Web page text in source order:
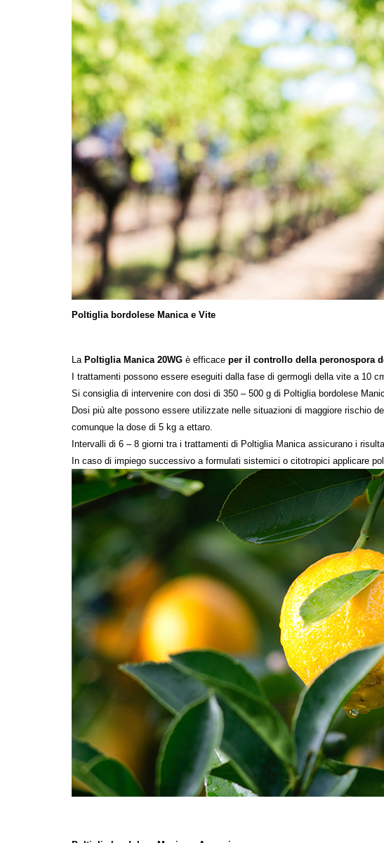
Poltiglia bordolese Manica e Vite
La Poltiglia Manica 20WG è efficace per il controllo della peronospora
I trattamenti possono essere eseguiti dalla fase di germogli della vite a 10
Si consiglia di intervenire con dosi di 350 – 500 g di Poltiglia bordolese
Dosi più alte possono essere utilizzate nelle situazioni di maggiore rischio
comunque la dose di 5 kg a ettaro.
Intervalli di 6 – 8 giorni tra i trattamenti di Poltiglia Manica assicurano i
In caso di impiego successivo a formulati sistemici o citotropici applicare